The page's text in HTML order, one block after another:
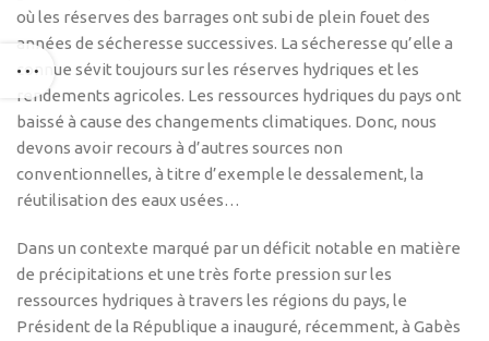
où les réserves des barrages ont subi de plein fouet des
années de sécheresse successives. La sécheresse qu’elle a
connue sévit toujours sur les réserves hydriques et les
rendements agricoles. Les ressources hydriques du pays ont
baissé à cause des changements climatiques. Donc, nous
devons avoir recours à d’autres sources non
conventionnelles, à titre d’exemple le dessalement, la
réutilisation des eaux usées…
Dans un contexte marqué par un déficit notable en matière
de précipitations et une très forte pression sur les
ressources hydriques à travers les régions du pays, le
Président de la République a inauguré, récemment, à Gabès